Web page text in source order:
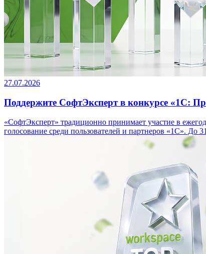
27.07.2026
Поддержите СофтЭксперт в конкурсе «1С:
«СофтЭксперт» традиционно принимает участие в
голосование среди пользователей и партнеров «1С». До